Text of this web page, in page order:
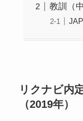
教訓（
リクナビ内
（2019年）